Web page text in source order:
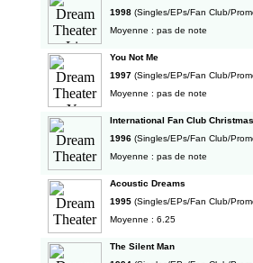
1998 (Singles/EPs/Fan Club/
Moyenne : pas de note
You Not Me
1997 (Singles/EPs/Fan Club/
Moyenne : pas de note
International Fan Club
1996 (Singles/EPs/Fan Club/
Moyenne : pas de note
Acoustic Dreams
1995 (Singles/EPs/Fan Club/
Moyenne : 6.25
The Silent Man